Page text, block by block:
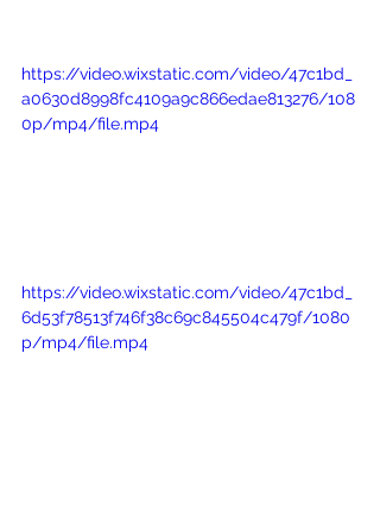
https://video.wixstatic.com/video/47c1bd_
a0630d8998fc4109a9c866edae813276/108
0p/mp4/file.mp4
https://video.wixstatic.com/video/47c1bd_
6d53f78513f746f38c69c845504c479f/1080
p/mp4/file.mp4